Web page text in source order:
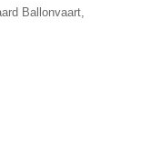
Ballonvaart,